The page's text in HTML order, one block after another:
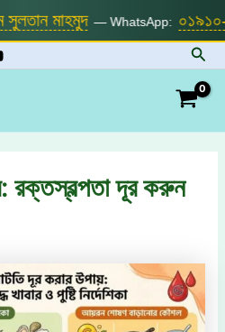
মাহমুদ— WhatsApp:০১৯১০-
রক্তস্বল্পতা দূর করুন